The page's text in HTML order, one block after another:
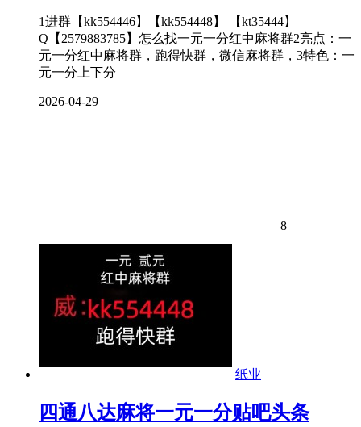
1进群【kk554446】【kk554448】 【kt35444】
Q【2579883785】怎么找一元一分红中麻将群2亮点：一
元一分红中麻将群，跑得快群，微信麻将群，3特色：一
元一分上下分
2026-04-29
8
纸业
四通八达麻将一元一分贴吧头条